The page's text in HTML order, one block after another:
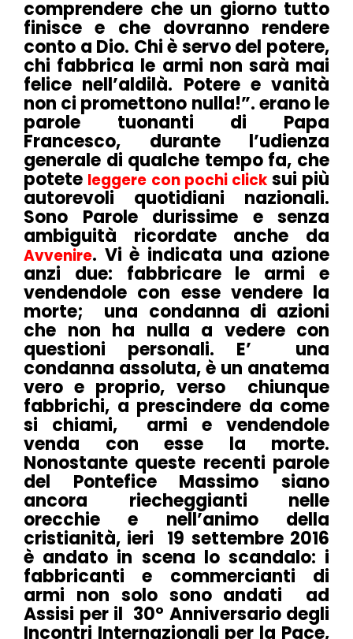
comprendere che un giorno tutto
finisce e che dovranno rendere
conto a Dio. Chi è servo del potere,
chi fabbrica le armi non sarà mai
felice nell’aldilà. Potere e vanità
non ci promettono nulla!”. erano le
parole tuonanti di Papa
Francesco, durante l’udienza
generale di qualche tempo fa, che
potete leggere con pochi click sui più
autorevoli quotidiani nazionali.
Sono Parole durissime e senza
ambiguità ricordate anche da
Avvenire. Vi è indicata una azione
anzi due: fabbricare le armi e
vendendole con esse vendere la
morte; una condanna di azioni
che non ha nulla a vedere con
questioni personali. E’ una
condanna assoluta, è un anatema
vero e proprio, verso chiunque
fabbrichi, a prescindere da come
si chiami, armi e vendendole
venda con esse la morte.
Nonostante queste recenti parole
del Pontefice Massimo siano
ancora riecheggianti nelle
orecchie e nell’animo della
cristianità, ieri 19 settembre 2016
è andato in scena lo scandalo: i
fabbricanti e commercianti di
armi non solo sono andati ad
Assisi per il 30° Anniversario degli
Incontri Internazionali per la Pace,